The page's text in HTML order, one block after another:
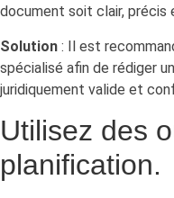
document soit clair, précis
Solution : Il est
spécialisé afin de rédiger
juridiquement valide et
Utilisez des
planification.